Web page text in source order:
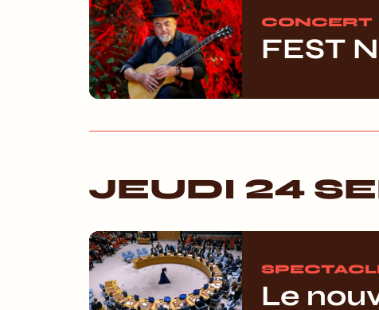
CONCERT
FEST
JEUDI 24
Le